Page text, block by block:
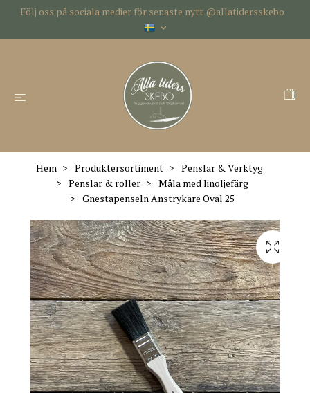
Följ oss på sociala medier för senaste nytt @allatidersskebo
Hem Produktersortiment
Penslar & Verktyg
Penslar & roller
Måla med linoljefärg
Gnestapenseln Anstrykare Oval 25